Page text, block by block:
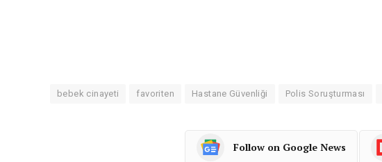
bebek cinayeti favoriten Hastane Güvenliği Polis Soruşturması
Follow on Google News